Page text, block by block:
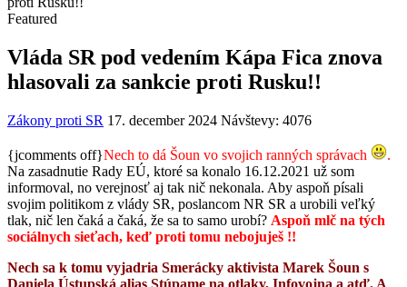
Featured
Vláda SR pod vedením Kápa Fica znova
hlasovali za sankcie proti Rusku!!
Zákony proti SR 17. december 2024 Návštevy: 4076
{jcomments off}Nech to dá Šoun vo svojich ranných správach
.
Na zasadnutie Rady EÚ, ktoré sa konalo 16.12.2021 už som
informoval, no verejnosť aj tak nič nekonala. Aby aspoň písali
svojim politikom z vlády SR, poslancom NR SR a urobili veľký
tlak, nič len čaká a čaká, že sa to samo urobí? Aspoň mlč na tých
sociálnych sieťach, keď proti tomu nebojuješ !!
Nech sa k tomu vyjadria Smerácky aktivista Marek Šoun s
Daniela Ústupská alias Stúpame na otlaky, Infovojna a atď. A